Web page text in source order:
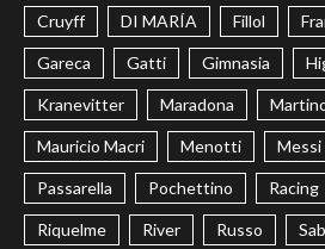
Cruyff DI MARÍA Fillol
Gareca Gatti Gimnasia
Kranevitter Maradona
Mauricio Macri Menotti Messi
Passarella Pochettino Racing
Riquelme River Russo